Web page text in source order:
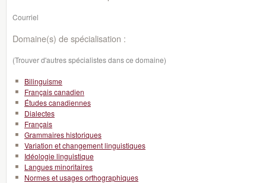
Courriel
Domaine(s) de spécialisation :
(Trouver d'autres spécialistes dans ce domaine)
Bilinguisme
Français canadien
Études canadiennes
Dialectes
Français
Grammaires historiques
Variation et changement linguistiques
Idéologie linguistique
Langues minoritaires
Normes et usages orthographiques